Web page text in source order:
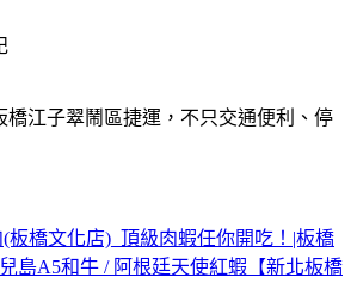
橋江子翠鬧區捷運，不只交通便利、停
板橋文化店)_頂級肉蝦任你開吃！|板橋
島A5和牛 / 阿根廷天使紅蝦【新北板橋